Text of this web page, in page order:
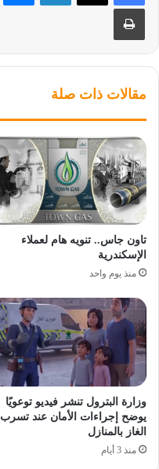
طباعة
مقالات ذات صلة
تاون جاس.. تنويه هام لعملاء
الإسكندرية
منذ يوم واحد
وزارة البترول تنشر فيديو توعويًا
يوضح إجراءات الأمان عند تسرب
الغاز بالمنازل
منذ 3 أيام